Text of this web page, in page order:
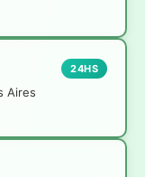
Aires
24HS